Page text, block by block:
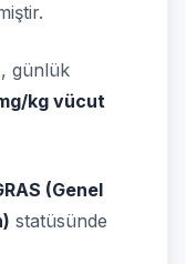
günlük
kg vücut
(Genel
statüsünde